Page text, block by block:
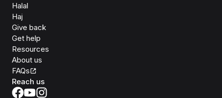
Halal
Haj
Give back
Get help
Resources
About us
FAQs
Reach us